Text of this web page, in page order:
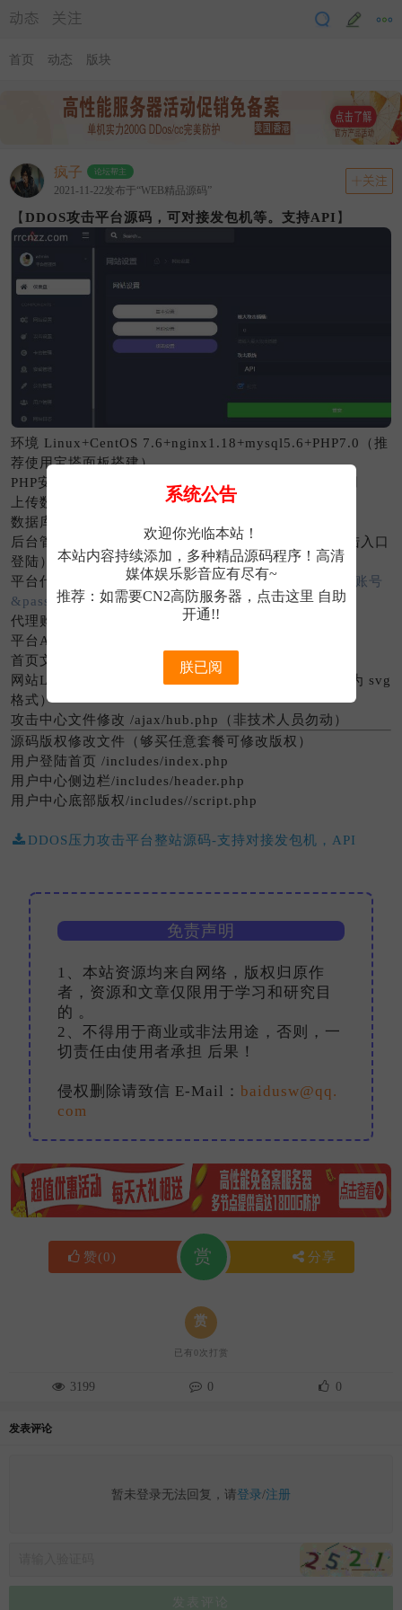
系统公告
欢迎你光临本站！
本站内容持续添加，多种精品源码程序！高清
媒体娱乐影音应有尽有~
推荐：如需要CN2高防服务器， 点击这里 自助
开通!!
朕已阅
动态 关注
首页 动态 版块
疯子 论坛帮主
2021-11-22发布于“WEB精品源码”
关注
【 DDOS攻击平台源码，可对接发包机等。支持API 】
环境 Linux+CentOS 7.6+nginx1.18+mysql5.6+PHP7.0（推
荐使用宝塔面板搭建）
PHP安装扩展（SG11）必须安装否则程序无法正常使用
上传数据库 jker.sql 到你的服务器中
数据库配置修改文件 /includes/config.php
后台管理员账号 admin 密码 123456 （直接从用户登陆入口
登陆）
平台代理API参数值：http://域名/api2.php?username=账号
&password=密码&host=[IP]&port=[端口]
代理购买联系方式修改 /home/agent.php
平台API参数修改 /api/api.php（非技术人员勿动）
首页文件修改 /index.php
网站LOGO修改 /assets/img/logo.svg （图片格式必须为 svg
格式）
攻击中心文件修改 /ajax/hub.php（非技术人员勿动）
源码版权修改文件（够买任意套餐可修改版权）
用户登陆首页 /includes/index.php
用户中心侧边栏/includes/header.php
用户中心底部版权/includes//script.php
DDOS压力攻击平台整站源码-支持对接发包机，API
免责声明
1、本站资源均来自网络，版权归原作
者，资源和文章仅限用于学习和研究目
的 。
2、不得用于商业或非法用途，否则，一
切责任由使用者承担 后果！
侵权删除请致信 E-Mail： baidusw@qq.
com
赞(0) 赏 分享
赏
已有 0次打赏
3199 0 0
发表评论
暂未登录无法回复，请登录/注册